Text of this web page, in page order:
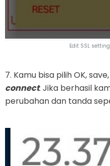
Edit SSL
7. Kamu bisa pilih OK,
connect. Jika berhasil
perubahan dan tanda